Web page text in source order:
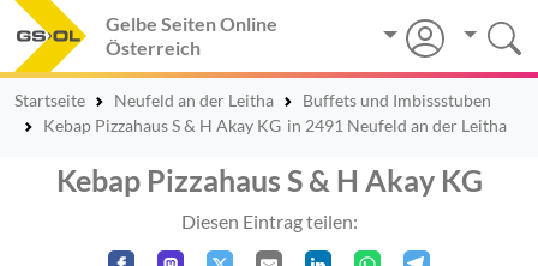
Gelbe Seiten Online
Österreich
Startseite Neufeld an der Leitha
Buffets und Imbissstuben
Kebap Pizzahaus S & H Akay KG in 2491 Neufeld an der Leitha
Kebap Pizzahaus S & H Akay KG
Diesen Eintrag teilen: